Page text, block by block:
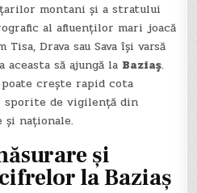
montani și a stratului
al afluenților mari joacă
Drava sau Sava își varsă
să ajungă la Baziaș.
crește rapid cota
sporite de vigilență din
naționale.
și
la Baziaș